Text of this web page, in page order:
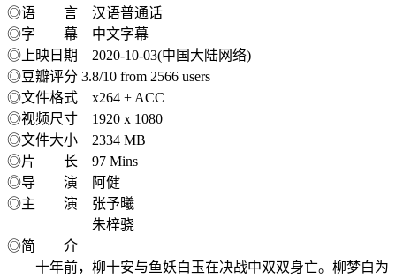
◎语 言 汉语普通话
◎字 幕 中文字幕
◎上映日期 2020-10-03(中国大陆网络)
◎豆瓣评分 3.8/10 from 2566 users
◎文件格式 x264 + ACC
◎视频尺寸 1920 x 1080
◎文件大小 2334 MB
◎片 长 97 Mins
◎导 演 阿健
◎主 演 张予曦
朱梓骁
◎简 介
十年前，柳十安与鱼妖白玉在决战中双双身亡。柳梦白为